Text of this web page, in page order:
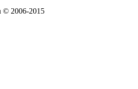
© 2006-2015